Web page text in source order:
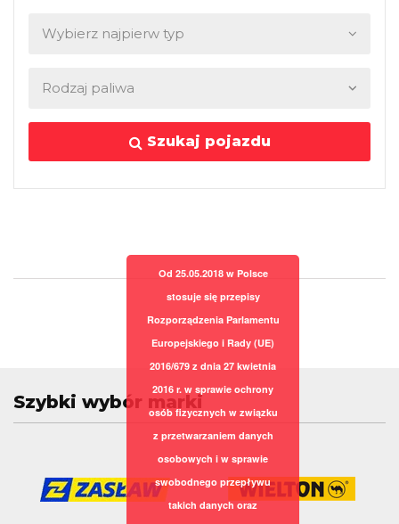
Szukaj pojazdu
Szybki wybór marki
Od 25.05.2018 w Polsce
stosuje się przepisy
Rozporządzenia Parlamentu
Europejskiego i Rady (UE)
2016/679 z dnia 27 kwietnia
2016 r. w sprawie ochrony
osób fizycznych w związku
z przetwarzaniem danych
osobowych i w sprawie
swobodnego przepływu
takich danych oraz